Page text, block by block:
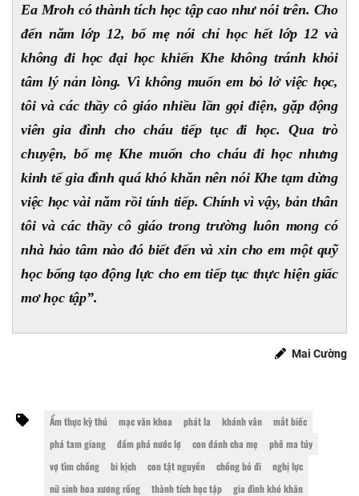
Ea Mroh có thành tích học tập cao như nói trên. Cho
đến năm lớp 12, bố mẹ nói chỉ học hết lớp 12 và
không đi học đại học khiến Khe không tránh khỏi
tâm lý nản lòng. Vì không muốn em bỏ lở việc học,
tôi và các thầy cô giáo nhiều lần gọi điện, gặp động
viên gia đình cho cháu tiếp tục đi học. Qua trò
chuyện, bố mẹ Khe muốn cho cháu đi học nhưng
kinh tế gia đình quá khó khăn nên nói Khe tạm dừng
việc học vài năm rồi tính tiếp. Chính vì vậy, bản thân
tôi và các thầy cô giáo trong trường luôn mong có
nhà hảo tâm nào đó biết đến và xin cho em một quỹ
học bổng tạo động lực cho em tiếp tục thực hiện giấc
mơ học tập”.
Mai Cường
Ẩm thực kỳ thú mạc văn khoa phát la khánh vân
mắt biếc
phá tam giang
đầm phá nước lợ con đánh cha mẹ
phê ma túy
vợ tìm chồng
bi kịch con tật nguyền chồng bỏ đi
nghị lực
nữ sinh hoa xương rồng
thành tích học tập
gia đình khó khăn